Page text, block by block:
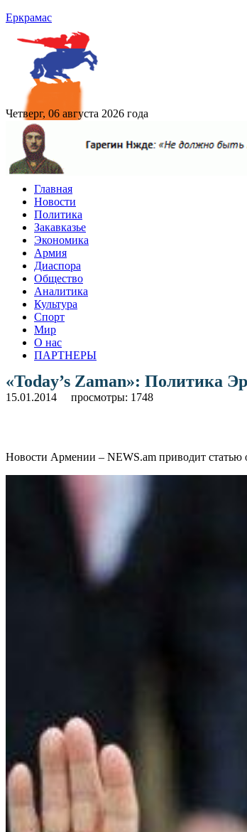
Еркрамас
Четверг, 06 августа 2026 года
Главная
Новости
Политика
Закавказье
Экономика
Армия
Диаспора
Общество
Аналитика
Культура
Спорт
Мир
О нас
ПАРТНЕРЫ
«Today’s Zaman»: Политика
15.01.2014 просмотры: 1748
Новости Армении – NEWS.am приводит статью